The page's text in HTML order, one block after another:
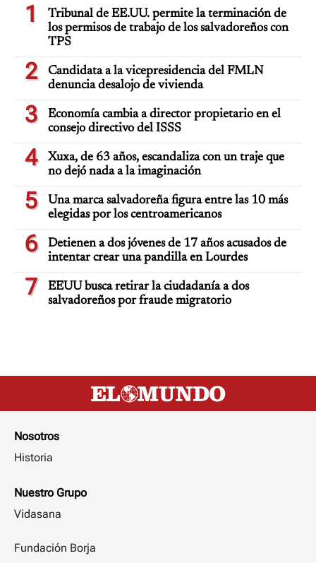
1
Tribunal de EE.UU. permite la terminación de
los permisos de trabajo de los salvadoreños con
TPS
2
Candidata a la vicepresidencia del FMLN
denuncia desalojo de vivienda
3
Economía cambia a director propietario en el
consejo directivo del ISSS
4
Xuxa, de 63 años, escandaliza con un traje que
no dejó nada a la imaginación
5
Una marca salvadoreña figura entre las 10 más
elegidas por los centroamericanos
6
Detienen a dos jóvenes de 17 años acusados de
intentar crear una pandilla en Lourdes
7
EEUU busca retirar la ciudadanía a dos
salvadoreños por fraude migratorio
Nosotros
Historia
Nuestro Grupo
Vidasana
Fundación Borja